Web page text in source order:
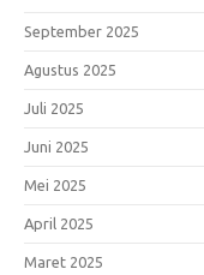
September 2025
Agustus 2025
Juli 2025
Juni 2025
Mei 2025
April 2025
Maret 2025